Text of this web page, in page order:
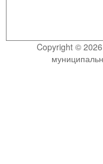
Copyright ©